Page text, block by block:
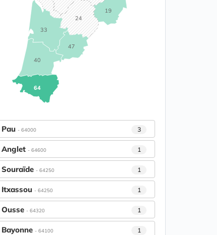
19
24
33
40
47
64
Pau - 64000 3
Anglet - 64600 1
Souraïde - 64250 1
Itxassou - 64250 1
Ousse - 64320 1
Bayonne - 64100 1